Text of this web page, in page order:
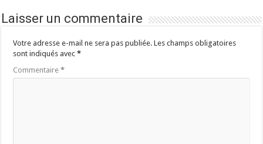
Laisser un commentaire
Votre adresse e-mail ne sera pas publiée. Les champs obligatoires
sont indiqués avec*
Commentaire*